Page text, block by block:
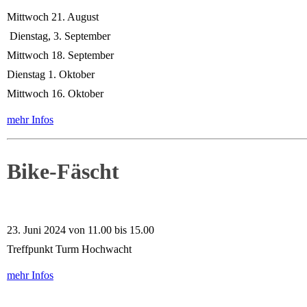
Mittwoch 21. August
Dienstag, 3. September
Mittwoch 18. September
Dienstag 1. Oktober
Mittwoch 16. Oktober
mehr Infos
Bike-Fäscht
23. Juni 2024 von 11.00 bis 15.00
Treffpunkt Turm Hochwacht
mehr Infos